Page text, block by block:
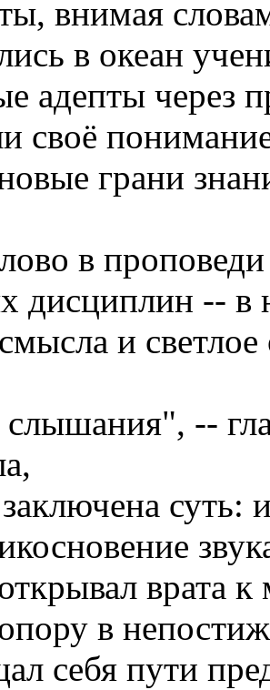
внимая
в океан
адепты через
своё
грани
в
дисциплин -- в
и
--
суть:
врата
в
себя пути